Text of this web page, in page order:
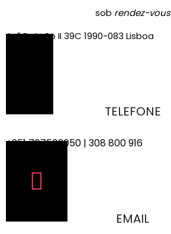
sob rendez-vous
Avª D. João II 39C 1990-083 Lisboa
TELEFONE
+351 707502050 | 308 800 916
EMAIL